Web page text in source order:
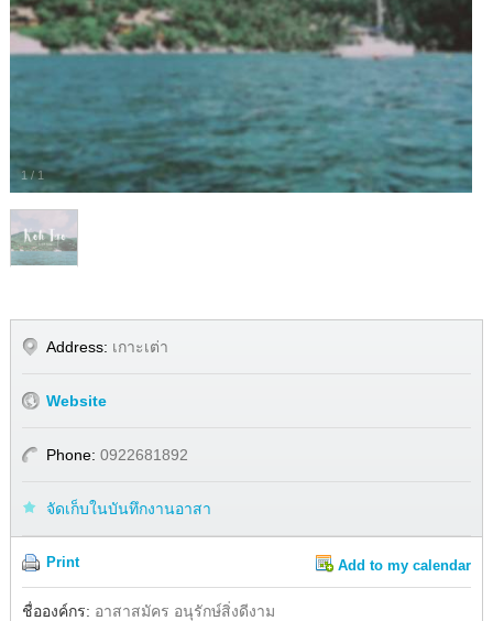
1/ 1
Address: เกาะเต่า
Website
Phone: 0922681892
จัดเก็บในบันทึกงานอาสา
Print Add to my calendar
Facebook
ชื่อองค์กร: อาสาสมัคร อนุรักษ์สิ่งดีงาม